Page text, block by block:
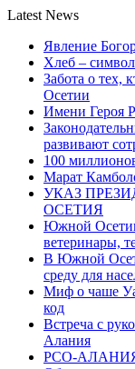
Latest News
Явление
Хлеб –
Забота о тех,
Осетии
Имени Героя
развивают
100
Марат
УКАЗ
ОСЕТИЯ
Южной
ветеринары,
В Южной
среду для
Миф о чаше
код
Встреча с
Алания
РСО-